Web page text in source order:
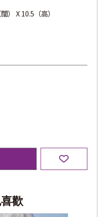
） X 10.5（高）
歡